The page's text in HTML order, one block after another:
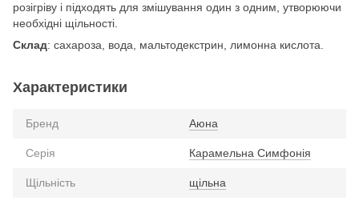
розігріву і підходять для змішування один з одним, утворюючи
необхідні щільності.
Склад: сахароза, вода, мальтодекстрин, лимонна кислота.
Характеристики
Бренд Аюна
Серія Карамельна Симфонія
Щільність щільна